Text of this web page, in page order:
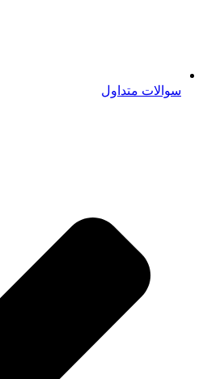
سوالات متداول